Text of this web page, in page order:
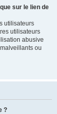
sur le lien de
utilisateurs
utilisateurs
abusive
ou
?